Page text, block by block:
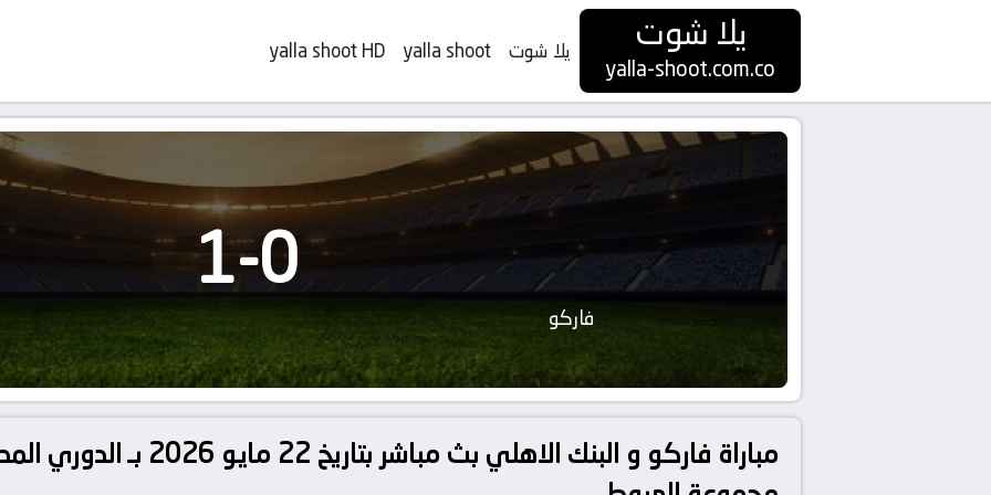
يلا شوت
yalla-shoot.com.co
يلا شوت yalla shoot
yalla shoot HD
فاركو
0
-
1
مباراة فاركو و البنك الاهلي بث